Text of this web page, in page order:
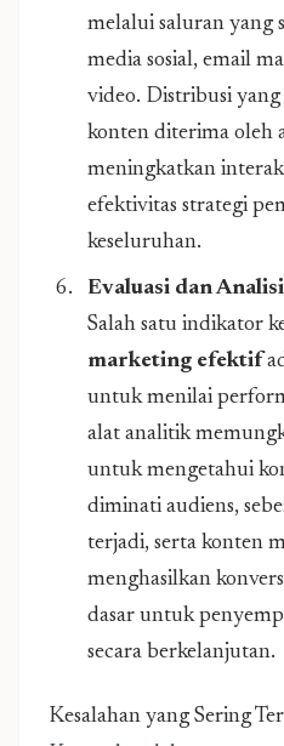
melalui saluran yang
media sosial, email
video. Distribusi
konten diterima oleh
meningkatkan
efektivitas strategi
keseluruhan.
Evaluasi dan
Salah satu indikator
marketing efektif
untuk menilai
alat analitik
untuk mengetahui
diminati audiens,
terjadi, serta konten
menghasilkan
dasar untuk
secara berkelanjutan.
Kesalahan yang Sering